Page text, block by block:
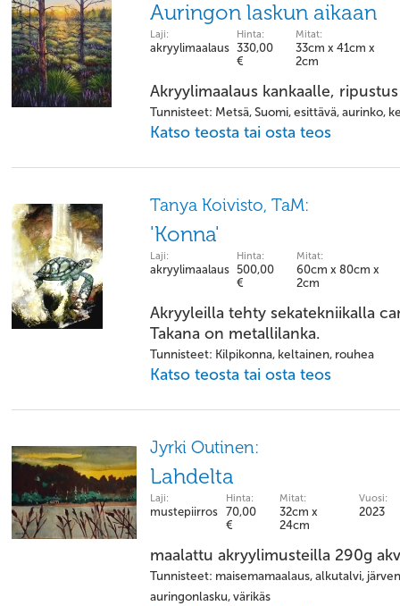
Auringon laskun aikaan
Laji:
akryylimaalaus
Hinta:
330,00
€
Mitat:
33cm x 41cm x
2cm
Akryylimaalaus kankaalle,
Tunnisteet: Metsä, Suomi, esittävä, aurinko,
Katso teosta tai osta teos
Tanya Koivisto, TaM:
'Konna'
Laji:
akryylimaalaus
Hinta:
500,00
€
Mitat:
60cm x 80cm x
2cm
Akryyleilla tehty sekatekniikalla
Takana on metallilanka.
Tunnisteet: Kilpikonna, keltainen, rouhea
Katso teosta tai osta teos
Jyrki Outinen:
Lahdelta
Laji:
mustepiirros
Hinta:
70,00
€
Mitat:
32cm x
24cm
Vuosi:
2023
maalattu akryylimusteilla 290g
Tunnisteet: maisemamaalaus, alkutalvi,
auringonlasku, värikäs